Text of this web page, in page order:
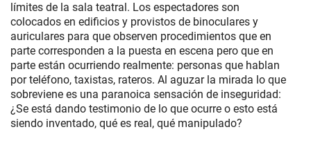
límites de la sala teatral. Los espectadores son
colocados en edificios y provistos de binoculares y
auriculares para que observen procedimientos que en
parte corresponden a la puesta en escena pero que en
parte están ocurriendo realmente: personas que hablan
por teléfono, taxistas, rateros. Al aguzar la mirada lo que
sobreviene es una paranoica sensación de inseguridad:
¿Se está dando testimonio de lo que ocurre o esto está
siendo inventado, qué es real, qué manipulado?